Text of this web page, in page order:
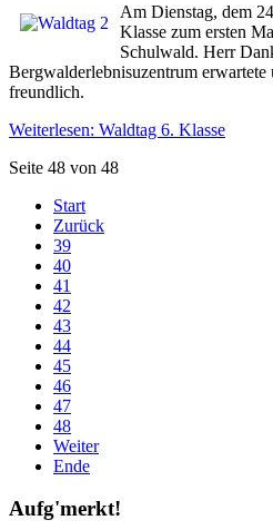
Am Dienstag, dem
Klasse zum ersten
Schulwald. Herr
Bergwalderlebnisuzentrum erwartete
freundlich.
Weiterlesen: Waldtag 6. Klasse
Seite 48 von 48
Start
Zurück
39
40
41
42
43
44
45
46
47
48
Weiter
Ende
Aufg'merkt!